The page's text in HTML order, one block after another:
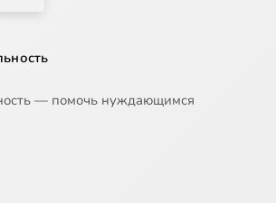
— помочь нуждающимся